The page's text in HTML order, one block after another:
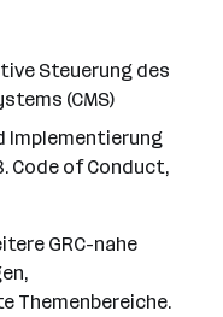
Steuerung des
(CMS)
Implementierung
Code of Conduct,
GRC-nahe
Themenbereiche.